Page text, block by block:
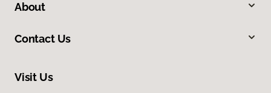
About
Contact Us
Visit Us